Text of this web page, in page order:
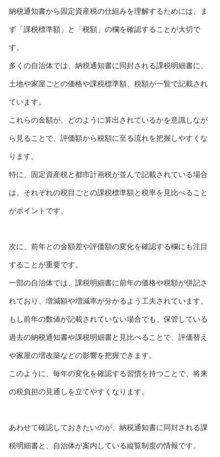
納税通知書から固定資産税の仕組みを理解するためには、ま
ず「課税標準額」と「税額」の欄を確認することが大切で
す。
多くの自治体では、納税通知書に同封される課税明細書に、
土地や家屋ごとの価格や課税標準額、税額が一覧で記載され
ています。
これらの金額が、どのように算出されているかを意識しなが
ら見ることで、評価額から税額に至る流れを把握しやすくな
ります。
特に、固定資産税と都市計画税が並んで記載されている場合
は、それぞれの税目ごとの課税標準額と税率を見比べること
がポイントです。
次に、前年との金額差や評価額の変化を確認する欄にも注目
することが重要です。
一部の自治体では、課税明細書に前年の価格や税額が併記さ
れており、増減額や増減率が分かるよう工夫されています。
もし前年の数値が記載されていない場合でも、保管している
過去の納税通知書や課税明細書と見比べることで、評価替え
や家屋の増改築などの影響を把握できます。
このように、毎年の変化を確認する習慣を持つことで、将来
の税負担の見通しを立てやすくなります。
あわせて確認しておきたいのが、納税通知書に同封される課
税明細書と、自治体が案内している縦覧制度の情報です。